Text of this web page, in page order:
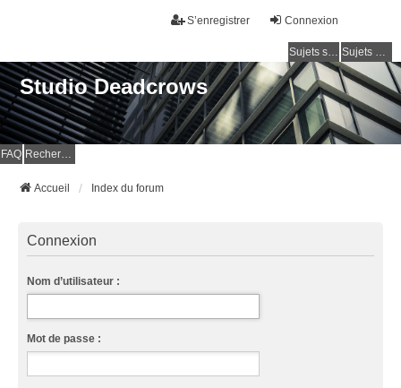
Connexion
S’enregistrer
Sujets sans réponse Sujets actifs
Studio Deadcrows
FAQ Rechercher
Accueil Index du forum
Connexion
Nom d’utilisateur :
Mot de passe :